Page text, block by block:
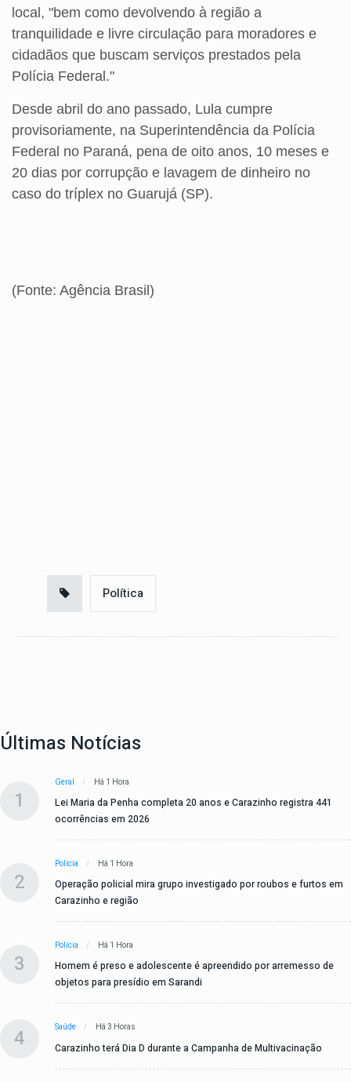
local, "bem como devolvendo à região a
tranquilidade e livre circulação para moradores e
cidadãos que buscam serviços prestados pela
Polícia Federal."
Desde abril do ano passado, Lula cumpre
provisoriamente, na Superintendência da Polícia
Federal no Paraná, pena de oito anos, 10 meses e
20 dias por corrupção e lavagem de dinheiro no
caso do tríplex no Guarujá (SP).
(Fonte: Agência Brasil)
Política
Últimas Notícias
1
Geral Há 1 Hora
Lei Maria da Penha completa 20 anos e Carazinho registra 441
ocorrências em 2026
2
Polícia Há 1 Hora
Operação policial mira grupo investigado por roubos e furtos em
Carazinho e região
3
Polícia Há 1 Hora
Homem é preso e adolescente é apreendido por arremesso de
objetos para presídio em Sarandi
4 Saúde Há 3 Horas
Carazinho terá Dia D durante a Campanha de Multivacinação